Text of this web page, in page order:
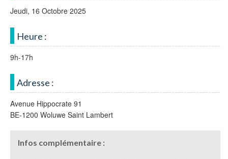
Jeudi, 16 Octobre 2025
Heure :
9h-17h
Adresse :
Avenue Hippocrate 91
BE-1200 Woluwe Saint Lambert
Infos complémentaire :